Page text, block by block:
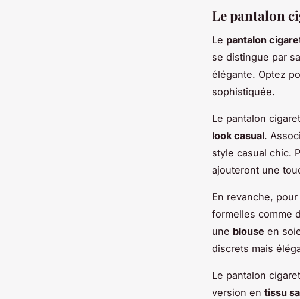
Le pantalon
Le pantalon
se distingue par
élégante. Optez
sophistiquée.
Le pantalon
look casual.
style casual chic.
ajouteront une
En revanche, pour
formelles comme
une blouse en
discrets mais
Le pantalon
version en tissu